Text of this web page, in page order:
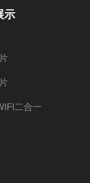
示
二合一